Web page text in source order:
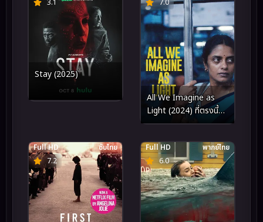
Stay (2025)
All We Imagine as
Light (2024) ที่ตรงนี้ยัง
มีหัวใจ
7.2
Full HD ซับไทย
6.0
Full HD พากย์ไทย